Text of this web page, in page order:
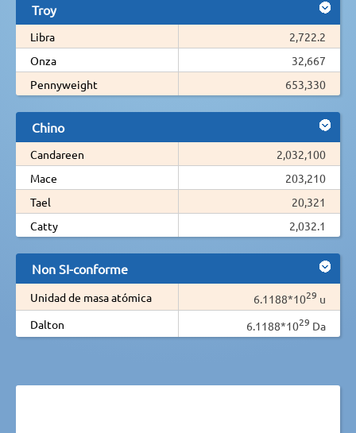
Troy
Libra
2,722.2
Onza
32,667
Pennyweight
653,330
Chino
Candareen
2,032,100
Mace
203,210
Tael
20,321
Catty
2,032.1
Non SI-conforme
Unidad de masa atómica 6.1188*1029 u
Dalton
6.1188*1029 Da